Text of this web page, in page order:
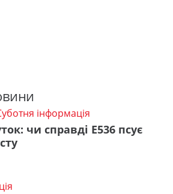
інформація
чи справді Е536 псує